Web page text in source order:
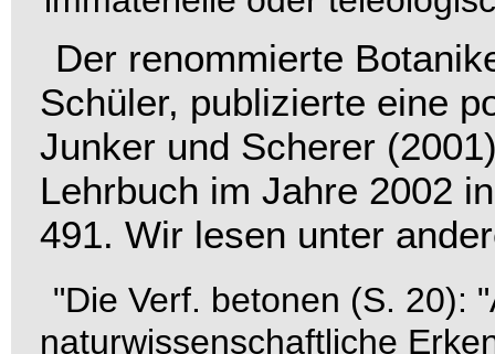
Der renommierte
Schüler, publizierte eine
Junker und Scherer
Lehrbuch im Jahre 2002
491. Wir lesen unter
"Die Verf. betonen (S. 20):
naturwissenschaftliche